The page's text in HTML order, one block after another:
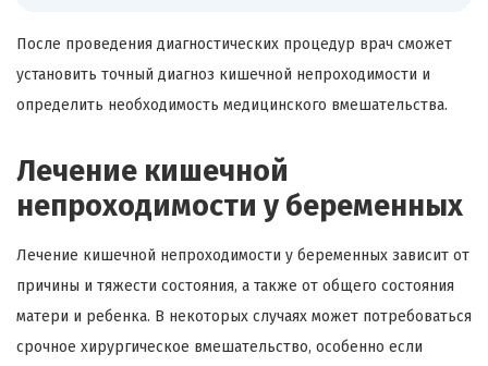
После проведения диагностических процедур врач сможет
установить точный диагноз кишечной непроходимости и
определить необходимость медицинского вмешательства.
Лечение кишечной
непроходимости у беременных
Лечение кишечной непроходимости у беременных зависит от
причины и тяжести состояния, а также от общего состояния
матери и ребенка. В некоторых случаях может потребоваться
срочное хирургическое вмешательство, особенно если